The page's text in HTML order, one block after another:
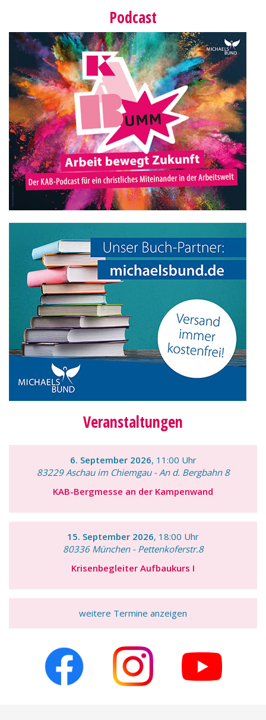
Podcast
Veranstaltungen
6. September 2026, 11:00 Uhr
83229 Aschau im Chiemgau - An d. Bergbahn 8
KAB-Bergmesse an der Kampenwand
15. September 2026, 18:00 Uhr
80336 München - Pettenkoferstr.8
Krisenbegleiter Aufbaukurs I
weitere Termine anzeigen